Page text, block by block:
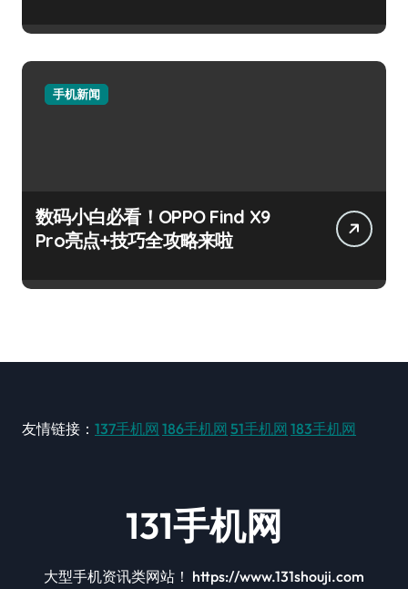
手机新闻
数码小白必看！OPPO Find X9
Pro亮点+技巧全攻略来啦
友情链接： 137手机网 186手机网 51手机网 183手机网
131手机网
大型手机资讯类网站！ https://www.131shouji.com